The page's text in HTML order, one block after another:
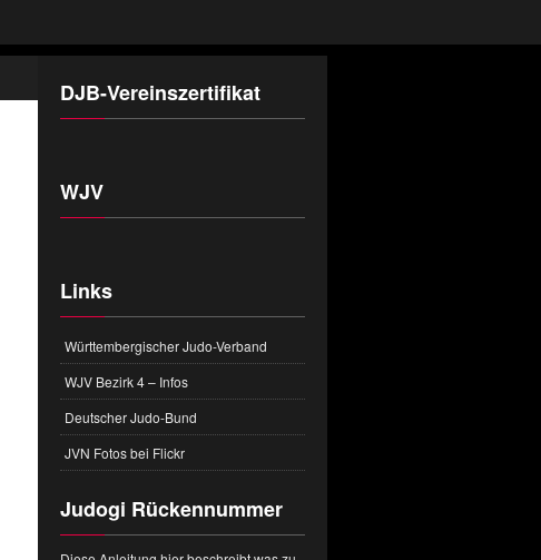
DJB-Vereinszertifikat
WJV
Links
Württembergischer Judo-Verband
WJV Bezirk 4 – Infos
Deutscher Judo-Bund
JVN Fotos bei Flickr
Judogi Rückennummer